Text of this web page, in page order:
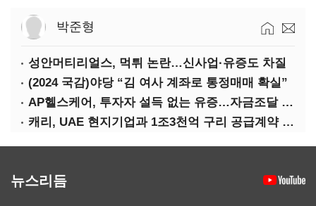
박준형
성안머티리얼스, 먹튀 논란…신사업·유증도 차질
(2024 국감)야당 “김 여사 계좌로 통정매매 확실”
AP헬스케어, 투자자 설득 없는 유증…자금조달 ‘빨간불’
캐리, UAE 현지기업과 1조3천억 구리 공급계약 체결
뉴스리듬